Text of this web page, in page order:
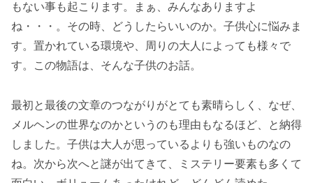
もない事も起こります。まぁ、みんなありますよ
ね・・・。その時、どうしたらいいのか。子供心に悩みま
す。置かれている環境や、周りの大人によっても様々で
す。この物語は、そんな子供のお話。
最初と最後の文章のつながりがとても素晴らしく、なぜ、
メルヘンの世界なのかというのも理由もなるほど、と納得
しました。子供は大人が思っているよりも強いものなの
ね。次から次へと謎が出てきて、ミステリー要素も多くて